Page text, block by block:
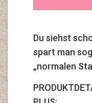
Du siehst
spart man
„normalen